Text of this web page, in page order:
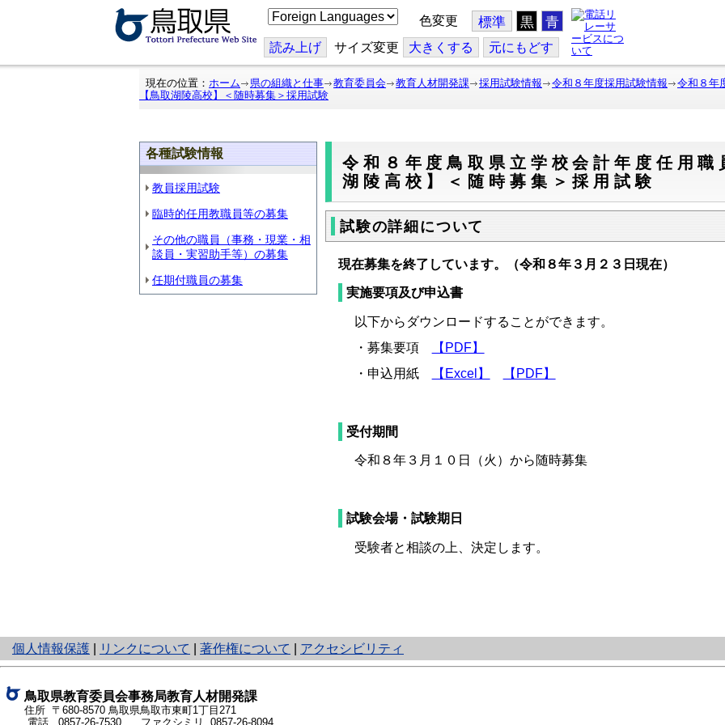
こ
の
ジ
を
翻
訳
色変更 標準 黒 青
読み上げ サイズ変更 大きくする 元にもどす
現在の位置： ホーム 県の組織と仕事 教育委員会 教育人材開発課 採用試験情報 令和８年度採用試験情報
令和８年
【鳥取湖陵高校】＜随時募集＞採用試験
各種試験情報
教員採用試験
臨時的任用教職員等の募集
その他の職員（事務・現業・相
談員・実習助手等）の募集
任期付職員の募集
令和８年度鳥取県立学校会計年度任用
湖陵高校】＜随時募集＞採用試験
試験の詳細について
現在募集を終了しています。（令和８年３月２３日現在）
実施要項及び申込書
以下からダウンロードすることができます。
・募集要項
【PDF】
・申込用紙
【Excel】 【PDF】
受付期間
令和８年３月１０ 日（火）から随時募集
試験会場・試験期日
受験者と相談の上、決定します。
個人情報保護
と
り
ッ
ト
リンクについて 著作権について アクセシビリティ
鳥取県教育委員会事務局教育人材開発課
住所 〒680-8570 鳥取県鳥取市東町1丁目271
電話 0857-26-7530 ファクシミリ 0857-26-8094